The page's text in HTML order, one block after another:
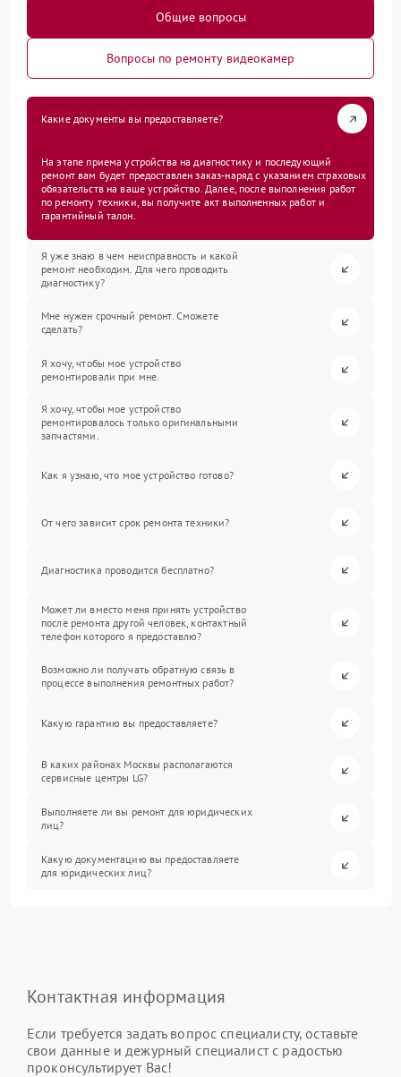
Общие вопросы
Вопросы по ремонту видеокамер
Какие документы вы предоставляете?
На этапе приема устройства на диагностику и последующий
ремонт вам будет предоставлен заказ-наряд с указанием страховых
обязательств на ваше устройство. Далее, после выполнения работ
по ремонту техники, вы получите акт выполненных работ и
гарантийный талон.
Я уже знаю в чем неисправность и какой
ремонт необходим. Для чего проводить
диагностику?
Мне нужен срочный ремонт. Сможете
сделать?
Я хочу, чтобы мое устройство
ремонтировали при мне.
Я хочу, чтобы мое устройство
ремонтировалось только оригинальными
запчастями.
Как я узнаю, что мое устройство готово?
От чего зависит срок ремонта техники?
Диагностика проводится бесплатно?
Может ли вместо меня принять устройство
после ремонта другой человек, контактный
телефон которого я предоставлю?
Возможно ли получать обратную связь в
процессе выполнения ремонтных работ?
Какую гарантию вы предоставляете?
В каких районах Москвы располагаются
сервисные центры LG?
Выполняете ли вы ремонт для юридических
лиц?
Какую документацию вы предоставляете
для юридических лиц?
Контактная информация
Если требуется задать вопрос специалисту, оставьте
свои данные и дежурный специалист с радостью
проконсультирует Вас!